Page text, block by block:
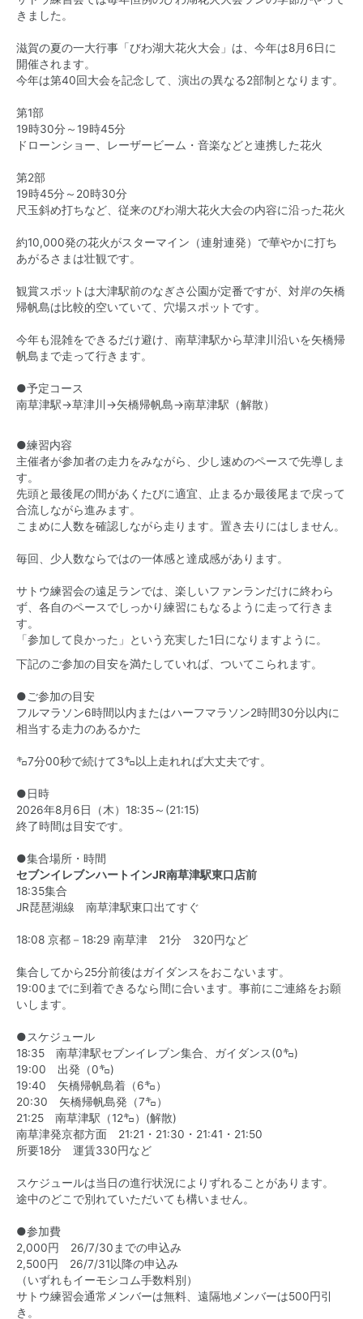
きました。
滋賀の夏の一大行事「びわ湖大花火大会」は、今年は8月6日に
開催されます。
今年は第40回大会を記念して、演出の異なる2部制となります。
第1部
19時30分～19時45分
ドローンショー、レーザービーム・音楽などと連携した花火
第2部
19時45分～20時30分
尺玉斜め打ちなど、従来のびわ湖大花火大会の内容に沿った花火
約10,000発の花火がスターマイン（連射連発）で華やかに打ち
あがるさまは壮観です。
観賞スポットは大津駅前のなぎさ公園が定番ですが、対岸の矢橋
帰帆島は比較的空いていて、穴場スポットです。
今年も混雑をできるだけ避け、南草津駅から草津川沿いを矢橋帰
帆島まで走って行きます。
●予定コース
南草津駅→草津川→矢橋帰帆島→南草津駅（解散）
●練習内容
主催者が参加者の走力をみながら、少し速めのペースで先導しま
す。
先頭と最後尾の間があくたびに適宜、止まるか最後尾まで戻って
合流しながら進みます。
こまめに人数を確認しながら走ります。置き去りにはしません。
毎回、少人数ならではの一体感と達成感があります。
サトウ練習会の遠足ランでは、楽しいファンランだけに終わら
ず、各自のペースでしっかり練習にもなるように走って行きま
す。
「参加して良かった」という充実した1日になりますように。
下記のご参加の目安を満たしていれば、ついてこられます。
●ご参加の目安
フルマラソン6時間以内またはハーフマラソン2時間30分以内に
相当する走力のあるかた
㌔7分00秒で続けて3㌔以上走れれば大丈夫です。
●日時
2026年8月6日（木）18:35～(21:15)
終了時間は目安です。
●集合場所・時間
セブンイレブンハートインJR南草津駅東口店前
18:35集合
JR琵琶湖線 南草津駅東口出てすぐ
18:08 京都－18:29 南草津 21分 320円など
集合してから25分前後はガイダンスをおこないます。
19:00までに到着できるなら間に合います。事前にご連絡をお願
いします。
●スケジュール
18:35 南草津駅セブンイレブン集合、ガイダンス(0㌔)
19:00 出発（0㌔)
19:40 矢橋帰帆島着（6㌔）
20:30 矢橋帰帆島発（7㌔）
21:25 南草津駅（12㌔）(解散)
南草津発京都方面 21:21・21:30・21:41・21:50
所要18分 運賃330円など
スケジュールは当日の進行状況によりずれることがあります。
途中のどこで別れていただいても構いません。
●参加費
2,000円 26/7/30までの申込み
2,500円 26/7/31以降の申込み
（いずれもイーモシコム手数料別）
サトウ練習会通常メンバーは無料、遠隔地メンバーは500円引
き。